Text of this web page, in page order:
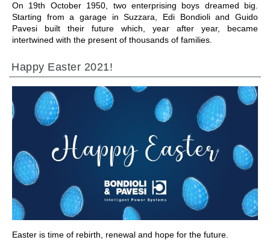
On 19th October 1950, two enterprising boys dreamed big.
Starting from a garage in Suzzara, Edi Bondioli and Guido
Pavesi built their future which, year after year, became
intertwined with the present of thousands of families.
Happy Easter 2021!
Easter is time of rebirth, renewal and hope for the future.
ПЕРЕЙТИ В РАЗДЕЛ